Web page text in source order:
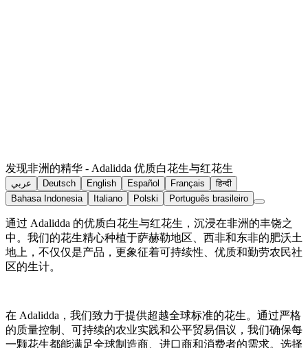
发现非洲的精华 - Adalidda 优质白花生与红花生
عربي Deutsch English Español Français
हिन्दी
Bahasa Indonesia
Italiano Polski Português brasileiro
通过 Adalidda 的优质白花生与红花生，沉浸在非洲的丰饶之
中。我们的花生精心种植于萨赫勒地区、西非和东非的肥沃土
地上，不仅仅是产品，更象征着可持续性、优质和勤劳农民社
区的生计。
在 Adalidda，我们致力于提供超越全球标准的花生。通过严格
的质量控制、可持续的农业实践和公平贸易倡议，我们确保每
一颗花生都能满足全球制造商、进口商和消费者的需求。选择